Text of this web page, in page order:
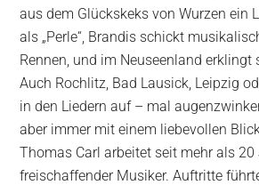
aus dem Glückskeks von Wurzen ein
als „Perle“, Brandis schickt
Rennen, und im Neuseenland erklingt
Auch Rochlitz, Bad Lausick, Leipzig
in den Liedern auf – mal
aber immer mit einem liebevollen
Thomas Carl arbeitet seit mehr als
freischaffender Musiker. Auftritte